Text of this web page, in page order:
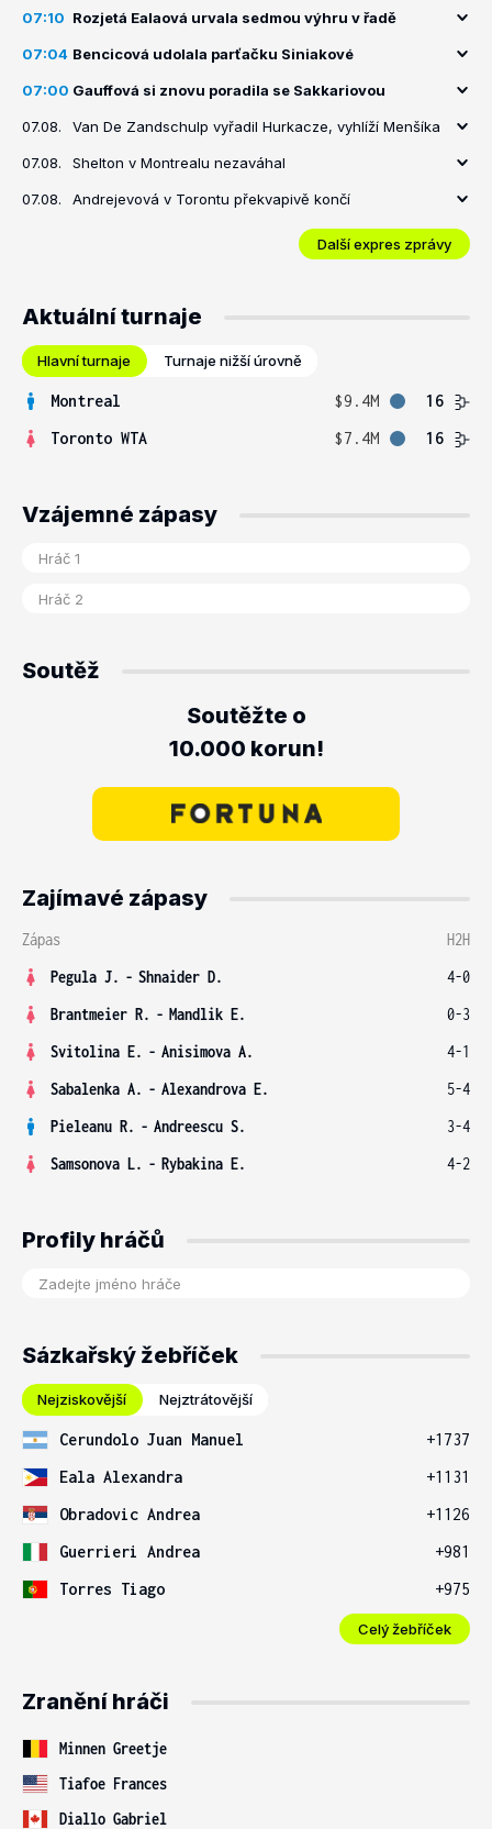
07:10 Rozjetá Ealaová urvala sedmou výhru v řadě
07:04 Bencicová udolala parťačku Siniakové
07:00 Gauffová si znovu poradila se Sakkariovou
07.08. Van De Zandschulp vyřadil Hurkacze, vyhlíží Menšíka
07.08. Shelton v Montrealu nezaváhal
07.08. Andrejevová v Torontu překvapivě končí
Další expres zprávy
Aktuální turnaje
Hlavní turnaje Turnaje nižší úrovně
Montreal $9.4M
16
Toronto WTA
$7.4M 16
Vzájemné zápasy
Soutěž
Soutěžte o
10.000 korun!
Zajímavé zápasy
Zápas
H2H
Pegula J. - Shnaider D.
4-0
Brantmeier R. - Mandlik E.
0-3
Svitolina E. - Anisimova A.
4-1
Sabalenka A. - Alexandrova E.
5-4
Pieleanu R. - Andreescu S.
3-4
Samsonova L. - Rybakina E. 4-2
Profily hráčů
Sázkařský žebříček
Nejziskovější Nejztrátovější
Cerundolo Juan Manuel
+1737
Eala Alexandra
+1131
Obradovic Andrea
+1126
Guerrieri Andrea
+981
Torres Tiago
+975
Celý žebříček
Zranění hráči
Minnen Greetje
Tiafoe Frances
Diallo Gabriel